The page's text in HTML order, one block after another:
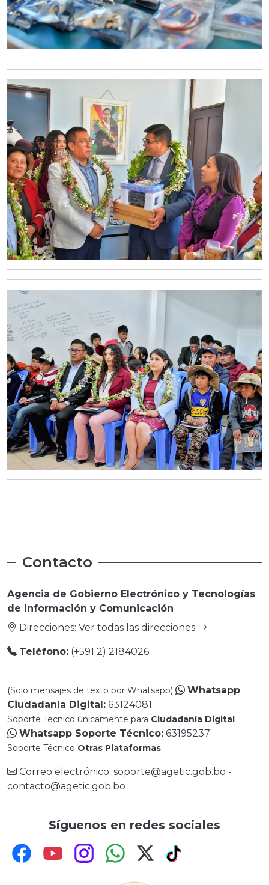
Contacto
Agencia de Gobierno Electrónico y Tecnologías
de Información y Comunicación
Direcciones: Ver todas las direcciones
Teléfono: (+591 2) 2184026.
(Solo mensajes de texto por Whatsapp)
Whatsapp
Ciudadanía Digital: 63124081
Soporte Técnico únicamente para Ciudadanía Digital
Whatsapp Soporte Técnico: 63195237
Soporte Técnico Otras Plataformas
Correo electrónico: soporte@agetic.gob.bo -
contacto@agetic.gob.bo
Síguenos en redes sociales